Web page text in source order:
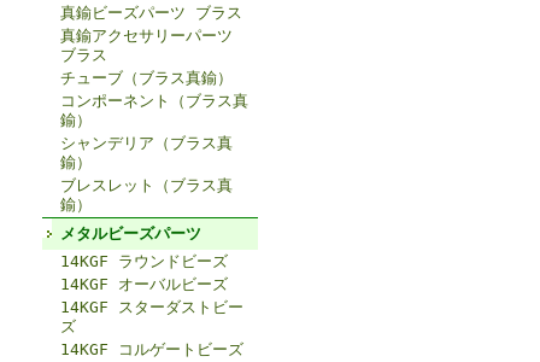
真鍮ビーズパーツ ブラス
真鍮アクセサリーパーツ
ブラス
チューブ（ブラス真鍮）
コンポーネント（ブラス真
鍮）
シャンデリア（ブラス真
鍮）
ブレスレット（ブラス真
鍮）
メタルビーズパーツ
14KGF ラウンドビーズ
14KGF オーバルビーズ
14KGF スターダストビー
ズ
14KGF コルゲートビーズ